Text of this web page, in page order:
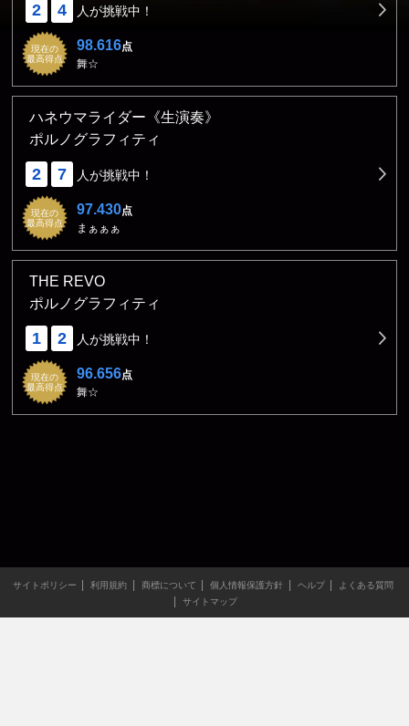
2 4 人が挑戦中！
現在の
最高得点
98.616点
舞☆
ハネウマライダー《生演奏》
ポルノグラフィティ
2 7 人が挑戦中！
現在の
最高得点
97.430点
まぁぁぁ
THE REVO
ポルノグラフィティ
1 2 人が挑戦中！
現在の
最高得点
96.656点
舞☆
サイトポリシー 利用規約 商標について 個人情報保護方針 ヘルプ
よくある質問
サイトマップ